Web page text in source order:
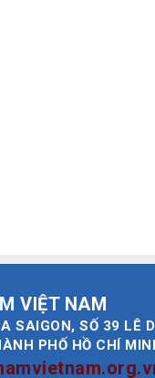
VIỆT NAM
SAIGON, SỐ 39 LÊ
PHỐ HỒ CHÍ